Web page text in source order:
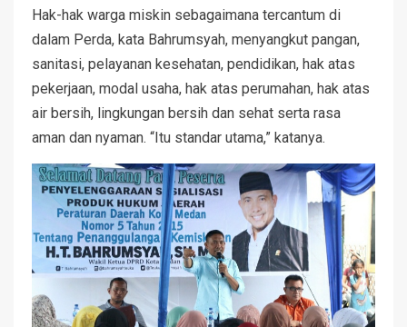
Hak-hak warga miskin sebagaimana tercantum di
dalam Perda, kata Bahrumsyah, menyangkut pangan,
sanitasi, pelayanan kesehatan, pendidikan, hak atas
pekerjaan, modal usaha, hak atas perumahan, hak atas
air bersih, lingkungan bersih dan sehat serta rasa
aman dan nyaman. “Itu standar utama,” katanya.